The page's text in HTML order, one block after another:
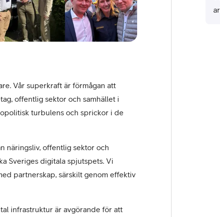
Vår superkraft är förmågan att
offentlig sektor och samhället i
turbulens och sprickor i de
näringsliv, offentlig sektor och
Sveriges digitala spjutspets. Vi
partnerskap, särskilt genom effektiv
infrastruktur är avgörande för att